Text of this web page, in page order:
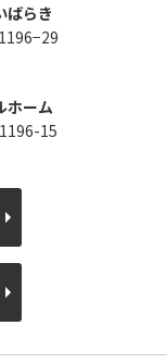
ばらき
ホーム
15